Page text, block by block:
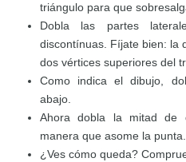
triángulo para que
Dobla las partes
discontínuas. Fíjate bien: la
dos vértices superiores del
Como indica el dibujo,
abajo.
Ahora dobla la mitad de
manera que asome la punta.
¿Ves cómo queda?